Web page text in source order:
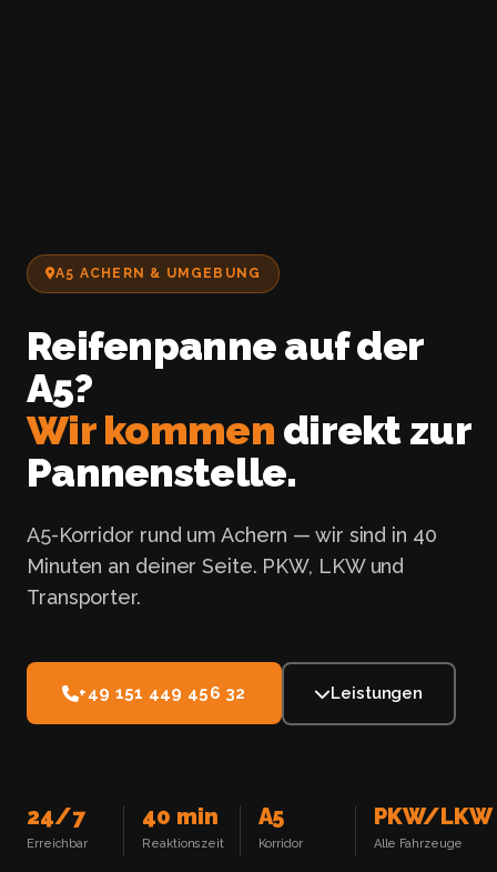
A5 ACHERN & UMGEBUNG
Reifenpanne auf der
A5?
Wir kommen direkt zur
Pannenstelle.
A5-Korridor rund um Achern — wir sind in 40
Minuten an deiner Seite. PKW, LKW und
Transporter.
+49 151 449 456 32 Leistungen
24/7
Erreichbar
40 min
Reaktionszeit
A5
Korridor
PKW/LKW
Alle Fahrzeuge